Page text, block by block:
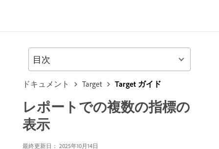
ドキュメント Target Target ガイド
レポートでの複数の指標の
表示
最終更新日： 2025年10月14日
目次